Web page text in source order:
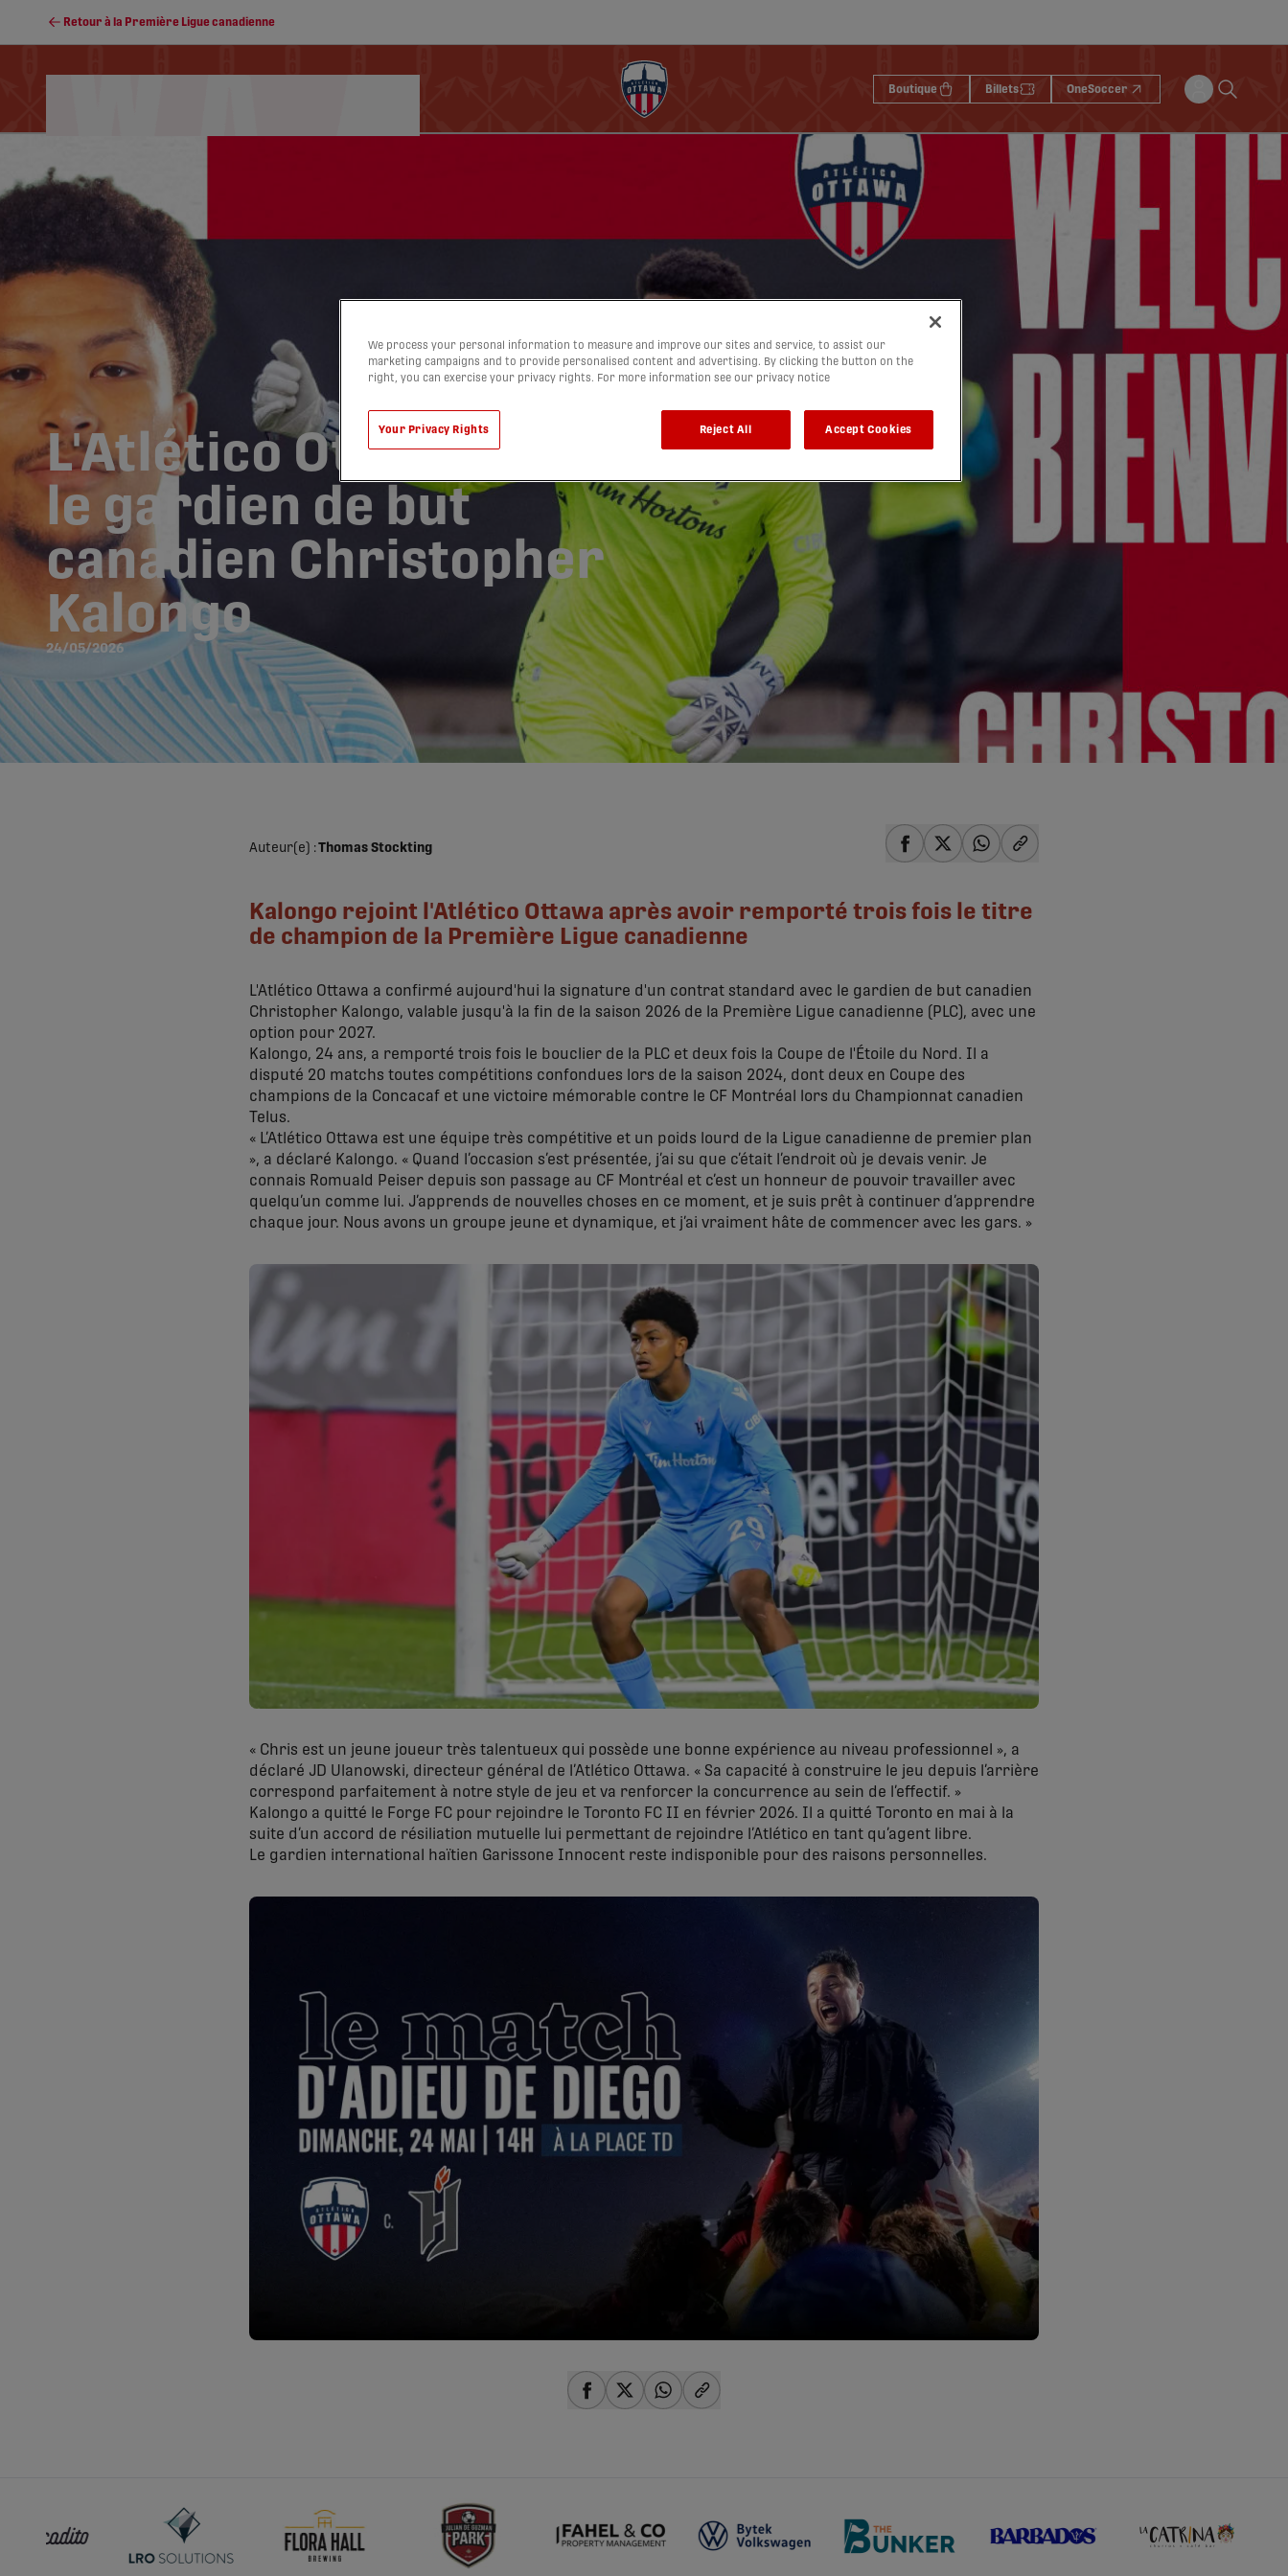
Retour à la Première Ligue canadienne
Boutique Billets OneSoccer
L'Atlético Ottawa recrute
le gardien de but
canadien Christopher
Kalongo
24/05/2026
Auteur(e) :Thomas Stockting
Kalongo rejoint l'Atlético Ottawa après avoir remporté trois fois le titre
de champion de la Première Ligue canadienne
L'Atlético Ottawa a confirmé aujourd'hui la signature d'un contrat standard avec le gardien de but canadien
Christopher Kalongo, valable jusqu'à la fin de la saison 2026 de la Première Ligue canadienne (PLC), avec une
option pour 2027.
Kalongo, 24 ans, a remporté trois fois le bouclier de la PLC et deux fois la Coupe de l'Étoile du Nord. Il a
disputé 20 matchs toutes compétitions confondues lors de la saison 2024, dont deux en Coupe des
champions de la Concacaf et une victoire mémorable contre le CF Montréal lors du Championnat canadien
Telus.
« L’Atlético Ottawa est une équipe très compétitive et un poids lourd de la Ligue canadienne de premier plan
», a déclaré Kalongo. « Quand l’occasion s’est présentée, j’ai su que c’était l’endroit où je devais venir. Je
connais Romuald Peiser depuis son passage au CF Montréal et c’est un honneur de pouvoir travailler avec
quelqu’un comme lui. J’apprends de nouvelles choses en ce moment, et je suis prêt à continuer d’apprendre
chaque jour. Nous avons un groupe jeune et dynamique, et j’ai vraiment hâte de commencer avec les gars. »
« Chris est un jeune joueur très talentueux qui possède une bonne expérience au niveau professionnel », a
déclaré JD Ulanowski, directeur général de l’Atlético Ottawa. « Sa capacité à construire le jeu depuis l’arrière
correspond parfaitement à notre style de jeu et va renforcer la concurrence au sein de l’effectif. »
Kalongo a quitté le Forge FC pour rejoindre le Toronto FC II en février 2026. Il a quitté Toronto en mai à la
suite d’un accord de résiliation mutuelle lui permettant de rejoindre l’Atlético en tant qu’agent libre.
Le gardien international haïtien Garissone Innocent reste indisponible pour des raisons personnelles.
We process your personal information to measure and improve our sites and service, to assist our
marketing campaigns and to provide personalised content and advertising. By clicking the button on the
right, you can exercise your privacy rights. For more information see our privacy notice
Your Privacy Rights Reject All Accept Cookies